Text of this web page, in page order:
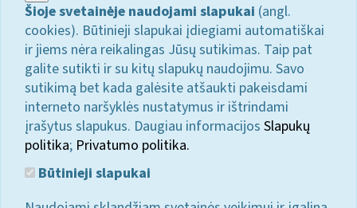
Šioje svetainėje naudojami slapukai (angl.
cookies). Būtinieji slapukai įdiegiami automatiškai
ir jiems nėra reikalingas Jūsų sutikimas. Taip pat
galite sutikti ir su kitų slapukų naudojimu. Savo
sutikimą bet kada galėsite atšaukti pakeisdami
interneto naršyklės nustatymus ir ištrindami
įrašytus slapukus. Daugiau informacijos Slapukų
politika; Privatumo politika.
Būtinieji slapukai